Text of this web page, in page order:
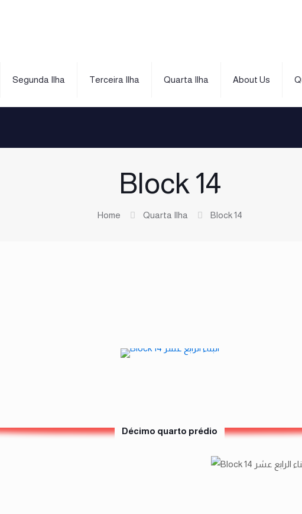
Segunda Ilha Terceira Ilha Quarta Ilha About Us
Block 14
Home Quarta Ilha Block 14
Décimo quarto prédio